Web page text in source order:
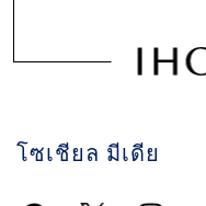
โซเชียล มีเดีย